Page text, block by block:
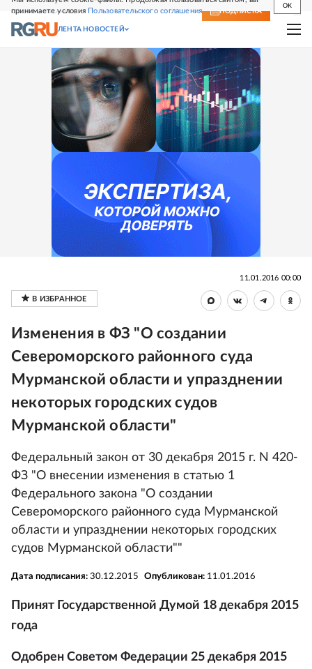
принимаете условия Пользовательского соглашения
OK
СВЕЖИЙ НОМЕР ПОДПИСКА
ЛЕНТА НОВОСТЕЙ
11.01.2016 00:00
Изменения в ФЗ "О создании
Североморского районного суда
Мурманской области и упразднении
некоторых городских судов
Мурманской области"
Федеральный закон от 30 декабря 2015 г. N 420-
ФЗ "О внесении изменения в статью 1
Федерального закона "О создании
Североморского районного суда Мурманской
области и упразднении некоторых городских
судов Мурманской области""
Дата подписания: 30.12.2015 Опубликован: 11.01.2016
Принят Государственной Думой 18 декабря 2015
года
Одобрен Советом Федерации 25 декабря 2015